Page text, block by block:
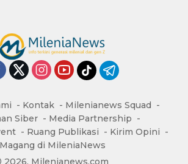
Kontak
Milenianews Squad
Siber
Media Partnership
Ruang Publikasi
Kirim Opini
Magang di MileniaNews
2026, Milenianews.com